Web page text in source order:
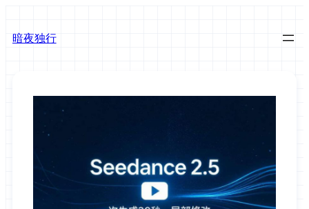
内
暗夜独行